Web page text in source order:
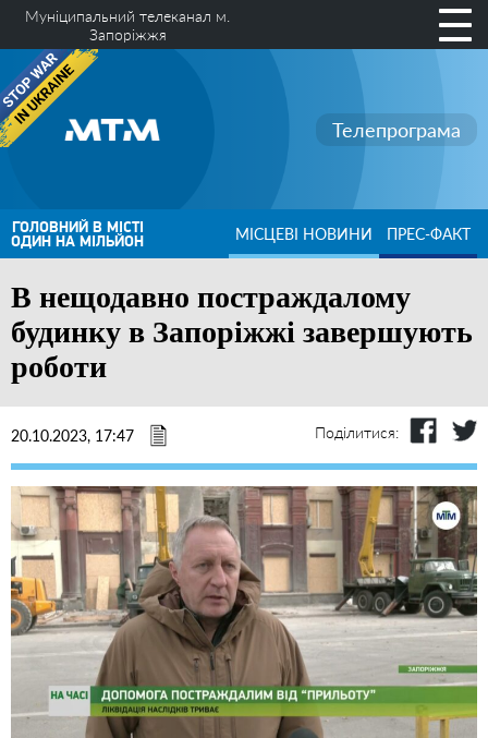
Муніципальний телеканал м.
Запоріжжя
Телепрограма
ГОЛОВНИЙ В МІСТІ
ОДИН НА МІЛЬЙОН МІСЦЕВІ НОВИНИ ПРЕС-ФАКТ
В нещодавно постраждалому
будинку в Запоріжжі завершують
роботи
20.10.2023, 17:47 Поділитися: